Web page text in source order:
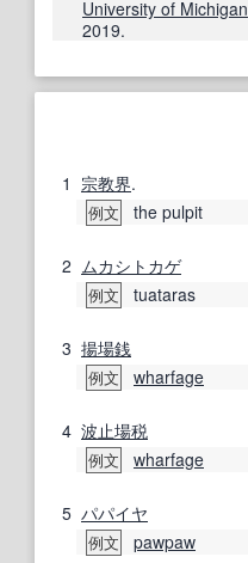
University of Michigan
2019.
1 宗教界.
例文 the pulpit
2 ムカシトカゲ
例文 tuataras
3 揚場銭
例文 wharfage
4 波止場税
例文 wharfage
5 パパイヤ
例文 pawpaw